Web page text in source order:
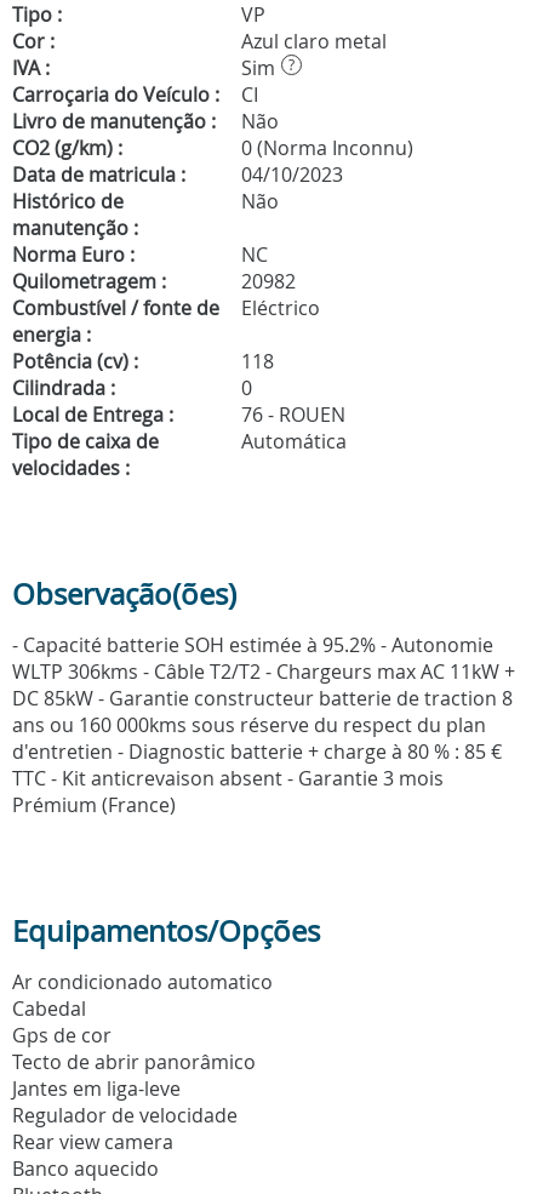
Tipo :
VP
Cor :
Azul claro metal
IVA :
Sim ?
Carroçaria do Veículo :
CI
Livro de manutenção :
Não
CO2 (g/km) :
0 (Norma Inconnu)
Data de matricula :
04/10/2023
Histórico de
manutenção :
Não
Norma Euro :
NC
Quilometragem :
20982
Combustível / fonte de
energia :
Eléctrico
Potência (cv) :
118
Cilindrada :
0
Local de Entrega :
76 - ROUEN
Tipo de caixa de
velocidades :
Automática
Observação(ões)
- Capacité batterie SOH estimée à 95.2% - Autonomie
WLTP 306kms - Câble T2/T2 - Chargeurs max AC 11kW +
DC 85kW - Garantie constructeur batterie de traction 8
ans ou 160 000kms sous réserve du respect du plan
d'entretien - Diagnostic batterie + charge à 80 % : 85 €
TTC - Kit anticrevaison absent - Garantie 3 mois
Prémium (France)
Equipamentos/Opções
Ar condicionado automatico
Cabedal
Gps de cor
Tecto de abrir panorâmico
Jantes em liga-leve
Regulador de velocidade
Rear view camera
Banco aquecido